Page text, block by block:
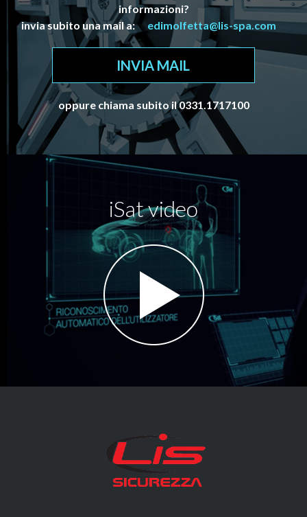
informazioni?
invia subito una mail a:
edimolfetta@lis-spa.com
INVIA MAIL
oppure chiama subito il 0331.1717100
iSat video